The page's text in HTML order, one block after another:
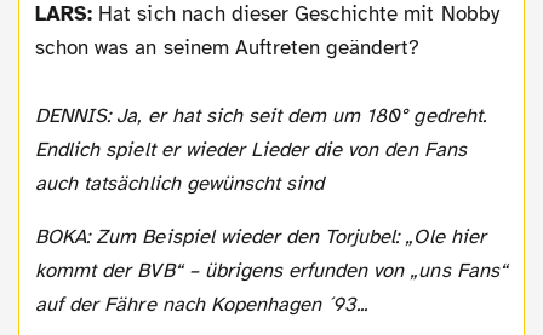
LARS: Hat sich nach dieser Geschichte mit Nobby
schon was an seinem Auftreten geändert?
DENNIS: Ja, er hat sich seit dem um 180° gedreht.
Endlich spielt er wieder Lieder die von den Fans
auch tatsächlich gewünscht sind
BOKA: Zum Beispiel wieder den Torjubel: „Ole hier
kommt der BVB“ – übrigens erfunden von „uns Fans“
auf der Fähre nach Kopenhagen ´93...